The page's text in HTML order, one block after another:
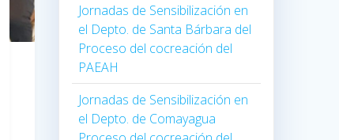
Jornadas de Sensibilización en
el Depto. de Santa Bárbara del
Proceso del cocreación del
PAEAH
Jornadas de Sensibilización en
el Depto. de Comayagua